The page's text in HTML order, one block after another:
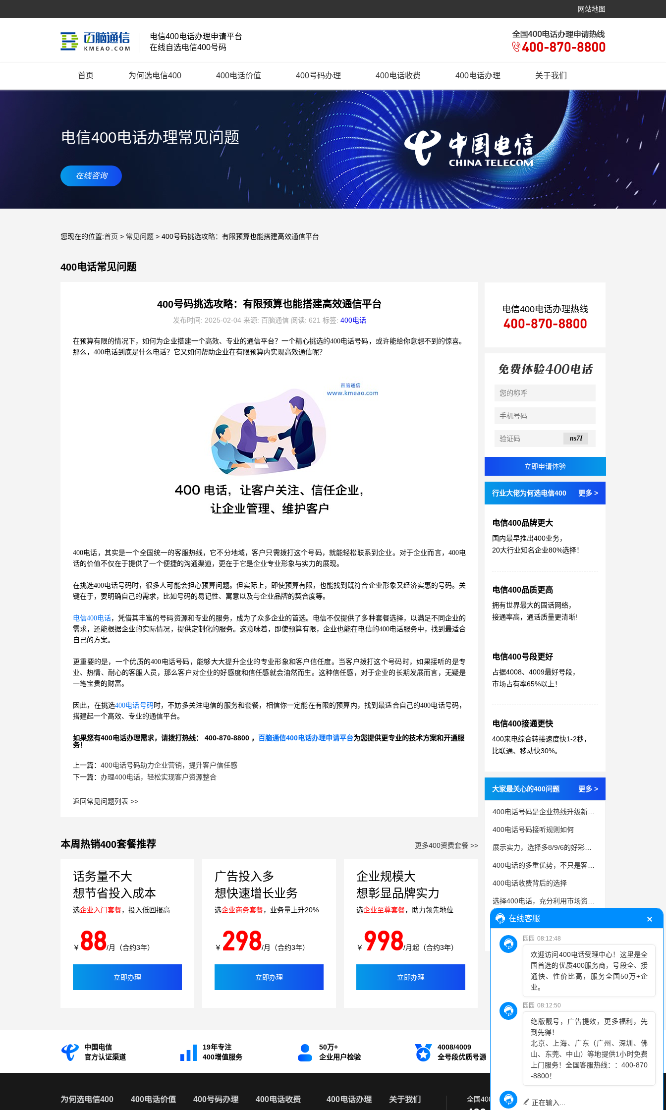
网站地图
电信400电话办理申请平台
在线自选电信400号码
首页 为何选电信400 400电话价值 400号码办理 400电话收费 400电话办理 关于我们
电信400电话办理常见问题
在线咨询
您现在的位置:首页 > 常见问题 > 400号码挑选攻略：有限预算也能搭建高效通信平台
400电话常见问题
400号码挑选攻略：有限预算也能搭建高效通信平台
发布时间: 2025-02-04 来源: 百脑通信 阅读: 621 标签: 400电话
在预算有限的情况下，如何为企业搭建一个高效、专业的通信平台？一个精心挑选的400电话号码，或许能给你意想不到的惊喜。
那么，400电话到底是什么电话？它又如何帮助企业在有限预算内实现高效通信呢？
400电话，其实是一个全国统一的客服热线，它不分地域，客户只需拨打这个号码，就能轻松联系到企业。对于企业而言，400电
话的价值不仅在于提供了一个便捷的沟通渠道，更在于它是企业专业形象与实力的展现。
在挑选400电话号码时，很多人可能会担心预算问题。但实际上，即使预算有限，也能找到既符合企业形象又经济实惠的号码。关
键在于，要明确自己的需求，比如号码的易记性、寓意以及与企业品牌的契合度等。
电信400电话，凭借其丰富的号码资源和专业的服务，成为了众多企业的首选。电信不仅提供了多种套餐选择，以满足不同企业的
需求，还能根据企业的实际情况，提供定制化的服务。这意味着，即使预算有限，企业也能在电信的400电话服务中，找到最适合
自己的方案。
更重要的是，一个优质的400电话号码，能够大大提升企业的专业形象和客户信任度。当客户拨打这个号码时，如果接听的是专
业、热情、耐心的客服人员，那么客户对企业的好感度和信任感就会油然而生。这种信任感，对于企业的长期发展而言，无疑是
一笔宝贵的财富。
因此，在挑选400电话号码时，不妨多关注电信的服务和套餐，相信你一定能在有限的预算内，找到最适合自己的400电话号码，
搭建起一个高效、专业的通信平台。
如果您有400电话办理需求，请拨打热线： 400-870-8800 ， 百脑通信400电话办理申请平台为您提供更专业的技术方案和开通服
务！
上一篇： 400电话号码助力企业营销，提升客户信任感
下一篇： 办理400电话，轻松实现客户资源整合
返回常见问题列表 >>
本周热销400套餐推荐 更多400资费套餐 >>
话务量不大
想节省投入成本
选企业入门套餐，投入低回报高
￥ 88/月（合约3年）
立即办理
广告投入多
想快速增长业务
选企业商务套餐，业务量上升20%
￥ 298/月（合约3年）
立即办理
企业规模大
想彰显品牌实力
选企业至尊套餐，助力领先地位
￥ 998/月起（合约3年）
立即办理
电信400电话办理热线
ns7I
行业大佬为何选电信400 更多 >
电信400品牌更大
国内最早推出400业务，
20大行业知名企业80%选择！
电信400品质更高
拥有世界最大的固话网络，
接通率高，通话质量更清晰!
电信400号段更好
占据4008、4009最好号段，
市场占有率65%以上！
电信400接通更快
400来电综合转接速度快1-2秒，
比联通、移动快30%。
大家最关心的400问题 更多 >
400电话号码接听规则如何
400电话收费背后的选择
400电话收费按照通话时长扣费
中国电信
官方认证渠道
19年专注
400增值服务
50万+
企业用户检验
4008/4009
全号段优质号源
7*24小时
售后服务保障
为何选电信400 400电话价值 400号码办理 400电话收费 400电话办理 关于我们 全国400电话服务热线: